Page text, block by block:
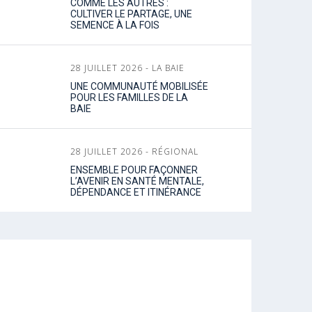
COMME LES AUTRES :
CULTIVER LE PARTAGE, UNE
SEMENCE À LA FOIS
28 JUILLET 2026 - LA BAIE
UNE COMMUNAUTÉ MOBILISÉE
POUR LES FAMILLES DE LA
BAIE
28 JUILLET 2026 - RÉGIONAL
ENSEMBLE POUR FAÇONNER
L’AVENIR EN SANTÉ MENTALE,
DÉPENDANCE ET ITINÉRANCE